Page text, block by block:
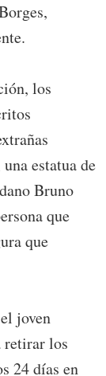
los
estatua de
Bruno
que
que
joven
retirar los
24 días en